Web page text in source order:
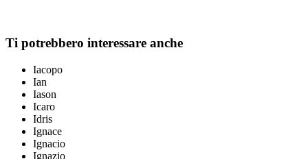
Ti potrebbero interessare anche
Iacopo
Ian
Iason
Icaro
Idris
Ignace
Ignacio
Ignazio